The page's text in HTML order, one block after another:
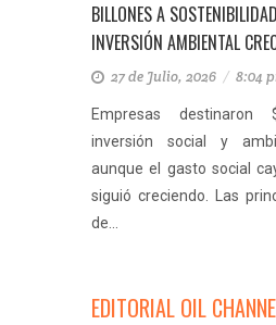
BILLONES A
INVERSIÓN AMBIENTAL
27 de Julio, 2026 / 8:04
Empresas
inversión social y
aunque el gasto social
siguió creciendo. Las
de...
EDITORIAL OIL